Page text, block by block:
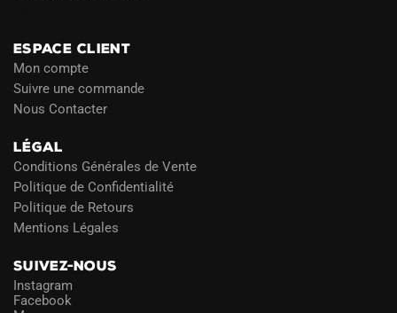
ESPACE CLIENT
Mon compte
Suivre une commande
Nous Contacter
LÉGAL
Conditions Générales de Vente
Politique de Confidentialité
Politique de Retours
Mentions Légales
SUIVEZ-NOUS
Instagram
Facebook